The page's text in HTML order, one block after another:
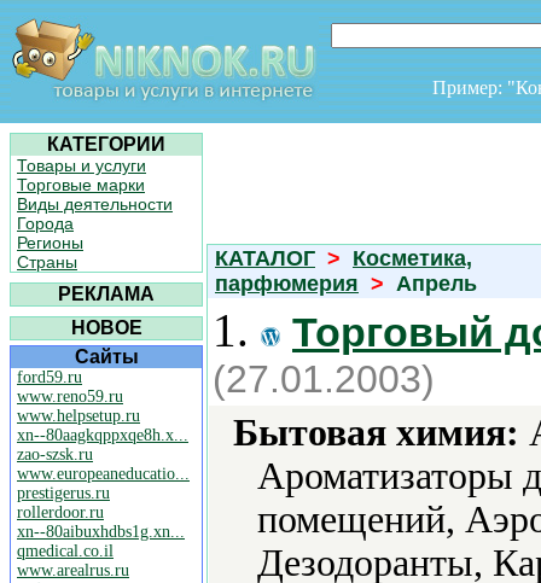
Пример:
КАТЕГОРИИ
Товары и услуги
Торговые марки
Виды деятельности
Города
Регионы
Страны
РЕКЛАМА
НОВОЕ
Сайты
ford59.ru
www.reno59.ru
www.helpsetup.ru
xn--80aagkqppxqe8h.x...
zao-szsk.ru
www.europeaneducatio...
prestigerus.ru
rollerdoor.ru
xn--80aibuxhdbs1g.xn...
qmedical.co.il
www.arealrus.ru
КАТАЛОГ > Косметика,
парфюмерия > Апрель
1. Торговый
(27.01.2003)
Бытовая химия:
Ароматизаторы
помещений,
Дезодоранты,